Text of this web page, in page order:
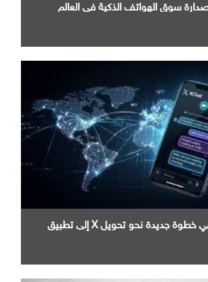
سوق الهواتف الذكية في العالم
إطلاق " XChat " في خطوة جديدة نحو تحويل X إلى تطبيق